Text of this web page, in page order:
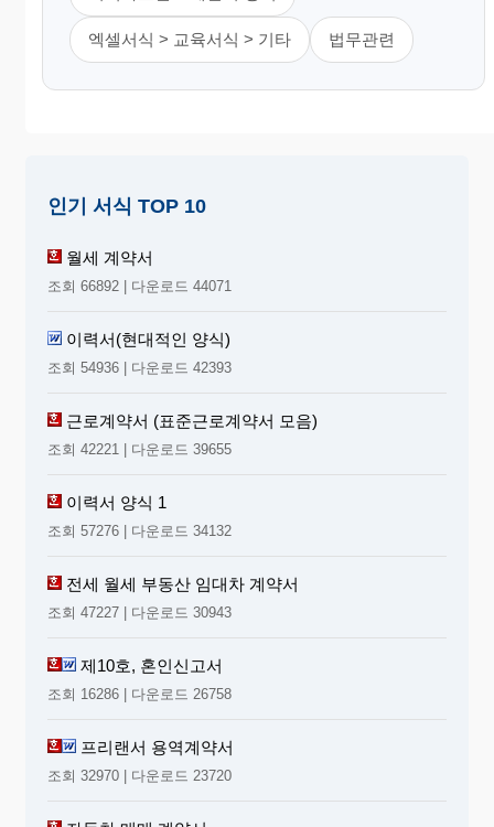
엑셀서식 > 교육서식 > 기타 법무관련
인기 서식 TOP 10
월세 계약서
조회 66892 | 다운로드 44071
이력서(현대적인 양식)
조회 54936 | 다운로드 42393
근로계약서 (표준근로계약서 모음)
조회 42221 | 다운로드 39655
이력서 양식 1
조회 57276 | 다운로드 34132
전세 월세 부동산 임대차 계약서
조회 47227 | 다운로드 30943
제10호, 혼인신고서
조회 16286 | 다운로드 26758
프리랜서 용역계약서
조회 32970 | 다운로드 23720